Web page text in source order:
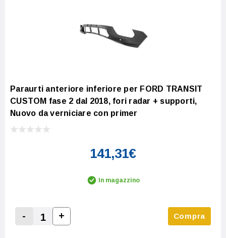
Paraurti anteriore inferiore per FORD TRANSIT
CUSTOM fase 2 dal 2018, fori radar + supporti,
Nuovo da verniciare con primer
141,31€
In magazzino
Decrease Quantity:
-
Increase Quantity:
+ Compra